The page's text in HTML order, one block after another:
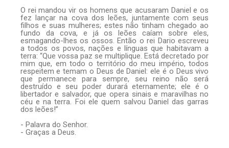
O rei mandou vir os homens que acusaram Daniel e os
fez lançar na cova dos leões, juntamente com seus
filhos e suas mulheres; estes não tinham chegado ao
fundo da cova, e já os leões caíam sobre eles,
esmagando-lhes os ossos. Então o rei Dario escreveu
a todos os povos, nações e línguas que habitavam a
terra: “Que vossa paz se multiplique. Está decretado por
mim que, em todo o território do meu império, todos
respeitem e temam o Deus de Daniel: ele é o Deus vivo
que permanece para sempre, seu reino não será
destruído e seu poder durará eternamente; ele é o
libertador e salvador, que opera sinais e maravilhas no
céu e na terra. Foi ele quem salvou Daniel das garras
dos leões!”
- Palavra do Senhor.
- Graças a Deus.